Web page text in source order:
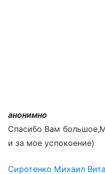
анонимно
Спасибо Вам
и за мое успокоение)
Сиротенко Михаил